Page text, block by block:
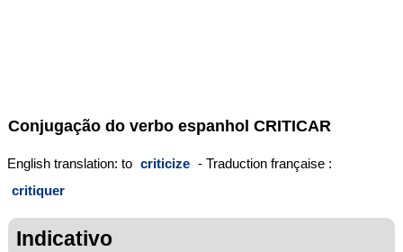
Conjugação do verbo espanhol CRITICAR
English translation: to criticize - Traduction française :
critiquer
Indicativo